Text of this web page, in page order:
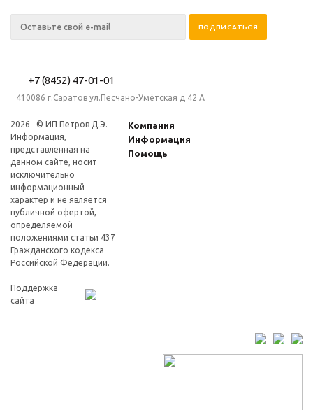
+7 (8452) 47-01-01
410086 г.Саратов ул.Песчано-Умётская д 42 А
2026 © ИП Петров Д.Э.
Информация,
представленная на
данном сайте, носит
исключительно
информационный
характер и не является
публичной офертой,
определяемой
положениями статьи 437
Гражданского кодекса
Российской Федерации.
Поддержка
сайта
Компания
Информация
Помощь